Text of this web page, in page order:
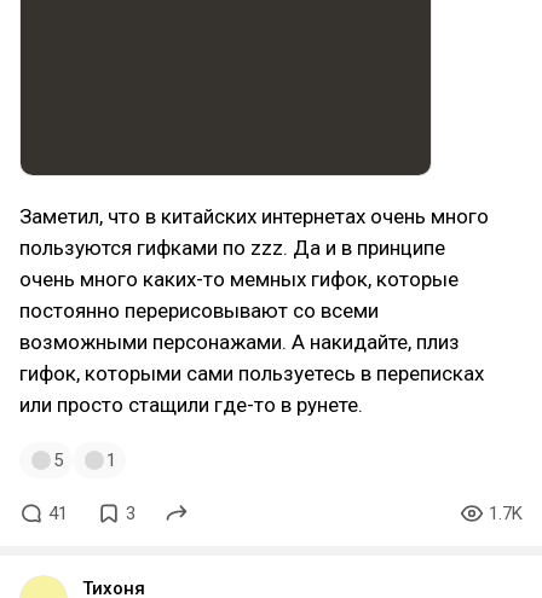
Заметил, что в китайских интернетах очень много
пользуются гифками по zzz. Да и в принципе
очень много каких-то мемных гифок, которые
постоянно перерисовывают со всеми
возможными персонажами. А накидайте, плиз
гифок, которыми сами пользуетесь в переписках
или просто стащили где-то в рунете.
5 1
41 3 1.7K
Тихоня